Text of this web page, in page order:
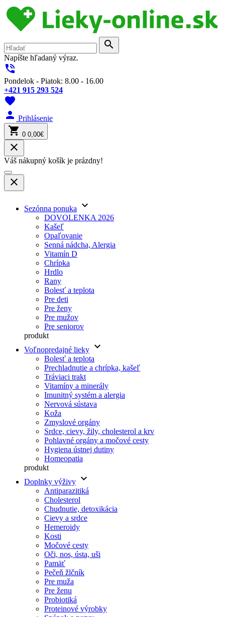
search
Napíšte hľadaný výraz.
phone_in_talk
Pondelok - Piatok: 8.00 - 16.00
+421 915 293 524
favorite
person Prihlásenie
shopping_cart 0 0,00€
close
Váš nákupný košík je prázdny!
close
Sezónna ponuka keyboard_arrow_down
DOVOLENKA 2026
Kašeľ
Opaľovanie
Senná nádcha, Alergia
Vitamín D
Chrípka
Hrdlo
Rany
Bolesť a teplota
Pre deti
Pre ženy
Pre mužov
Pre seniorov
produkt
Voľnopredajné lieky keyboard_arrow_down
Bolesť a teplota
Prechladnutie a chrípka, kašeľ
Tráviaci trakt
Vitamíny a minerály
Imunitný systém a alergia
Nervová sústava
Koža
Zmyslové orgány
Srdce, cievy, žily, cholesterol a krv
Pohlavné orgány a močové cesty
Hygiena ústnej dutiny
Homeopatia
produkt
Doplnky výživy keyboard_arrow_down
Antiparazitiká
Cholesterol
Chudnutie, detoxikácia
Cievy a srdce
Hemeroidy
Kosti
Močové cesty
Oči, nos, ústa, uši
Pamäť
Pečeň žlčník
Pre muža
Pre ženu
Probiotiká
Proteinové výrobky